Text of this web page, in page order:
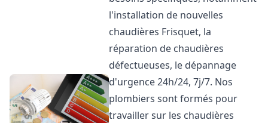
l'installation de nouvelles
chaudières Frisquet, la
réparation de chaudières
défectueuses, le dépannage
d'urgence 24h/24, 7j/7. Nos
plombiers sont formés pour
travailler sur les chaudières